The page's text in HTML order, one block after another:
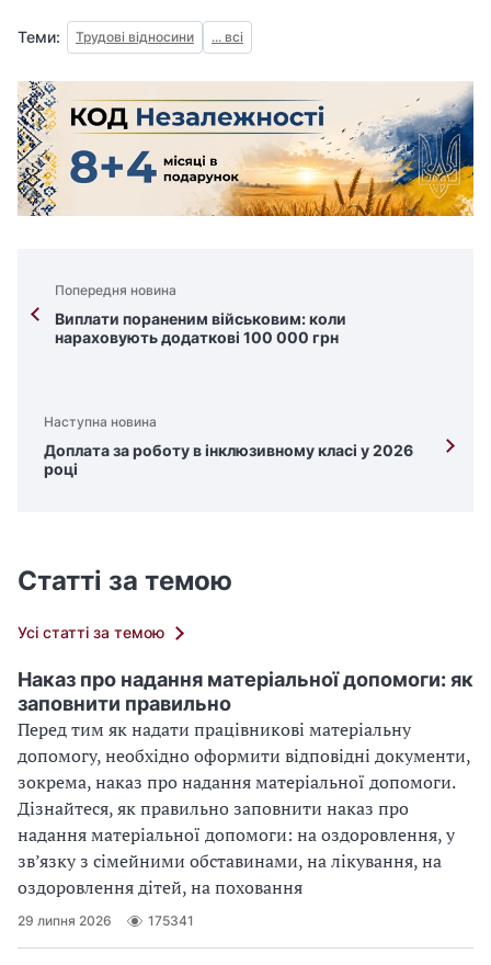
Теми: Трудові відносини ... всі
Попередня новина
Виплати пораненим військовим: коли
нараховують додаткові 100 000 грн
Наступна новина
Доплата за роботу в інклюзивному класі у 2026
році
Статті за темою
Усі статті за темою
Наказ про надання матеріальної допомоги: як
заповнити правильно
Перед тим як надати працівникові матеріальну
допомогу, необхідно оформити відповідні документи,
зокрема, наказ про надання матеріальної допомоги.
Дізнайтеся, як правильно заповнити наказ про
надання матеріальної допомоги: на оздоровлення, у
зв’язку з сімейними обставинами, на лікування, на
оздоровлення дітей, на поховання
29 липня 2026 175341